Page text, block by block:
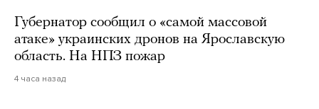
Губернатор сообщил о «самой массовой
атаке» украинских дронов на Ярославскую
область. На НПЗ пожар
4 часа назад